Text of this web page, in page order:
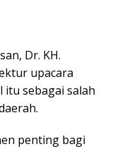
Dr. KH.
upacara
itu sebagai salah
penting bagi